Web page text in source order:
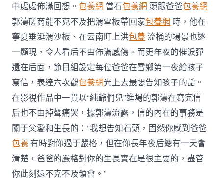
中處處佈滿回想。包養網 當石包養網 頭跟爸爸包養網
郭濤磋商能不克不及把滑雪板帶回家包養網 時，他在
寧夏垂涎滑沙板、在云南盯上洪包養 流桶的場景也逐
一顯現，令人看后不由佈滿感傷。而更年夜的催淚彈
還在后面，節目組設定每位爸爸在雪鄉第一夜給孩子
寫信，表達六次觀包養網光上去最想告知孩子的話。
在影視作品中一貫以“純爺們兒”進場的郭濤在寫完信
后也不由掉聲痛哭，據郭濤流露，信的內在的事務是
關于父愛和生長的：“我想告知石頭，固然你感到爸爸
包養 有時對你過于嚴格，但在你長年夜后總有一天會
清楚，爸爸的嚴格對你的生長實在是很主要的，盡管
你此刻還不克不及領會。”